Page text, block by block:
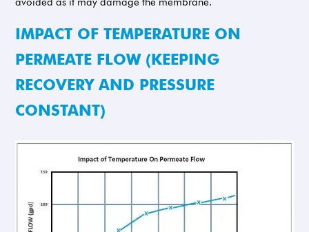
IMPACT OF TEMPERATURE ON
PERMEATE FLOW (KEEPING
RECOVERY AND PRESSURE
CONSTANT)